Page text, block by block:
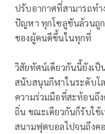
ปรับอากาศที่สามารถท
ปัญหา ทุกโซลูชันล้วนถู
ของผู้คนดีขึ้นในทุกที่
วิสัยทัศน์เดียวกันนี้ยังเป็
สนับสนุนกีฬาในระดับโ
ความร่วมมือที่สะท้อนถึ
ถิ่น ขณะเดียวกันก็รับใช้
สนามฟุตบอลไปจนถึงค